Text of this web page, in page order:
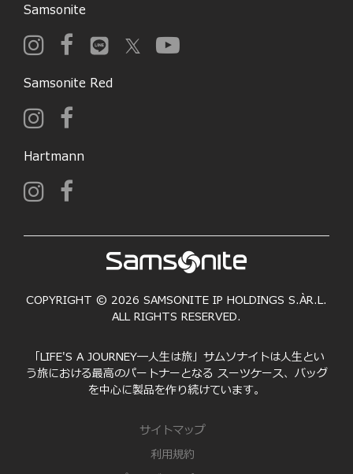
Samsonite
Samsonite Red
Hartmann
COPYRIGHT © 2026 SAMSONITE IP HOLDINGS S.ÀR.L.
ALL RIGHTS RESERVED.
「LIFE'S A JOURNEY―人生は旅」サムソナイトは人生とい
う旅における最高のパートナーとなる スーツケース、バッグ
を中心に製品を作り続けています。
サイトマップ
利用規約